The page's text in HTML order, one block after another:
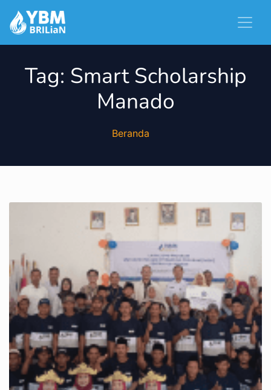
Tag: Smart Scholarship
Manado
Beranda